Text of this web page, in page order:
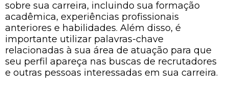
sobre sua carreira, incluindo sua formação
acadêmica, experiências profissionais
anteriores e habilidades. Além disso, é
importante utilizar palavras-chave
relacionadas à sua área de atuação para que
seu perfil apareça nas buscas de recrutadores
e outras pessoas interessadas em sua carreira.